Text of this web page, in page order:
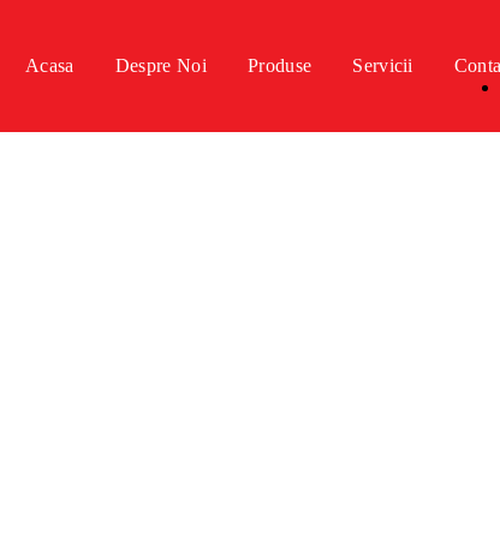
Acasa Despre Noi Produse Servicii